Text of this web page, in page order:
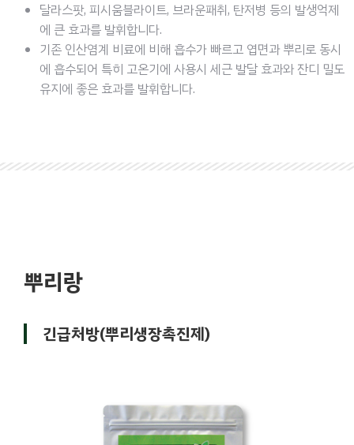
달라스팟, 피시움블라이트, 브라운패취, 탄저병 등의 발생억제
에 큰 효과를 발휘합니다.
기존 인산염계 비료에 비해 흡수가 빠르고 엽면과 뿌리로 동시
에 흡수되어 특히 고온기에 사용시 세근 발달 효과와 잔디 밀도
유지에 좋은 효과를 발휘합니다.
뿌리랑
긴급처방(뿌리생장촉진제)